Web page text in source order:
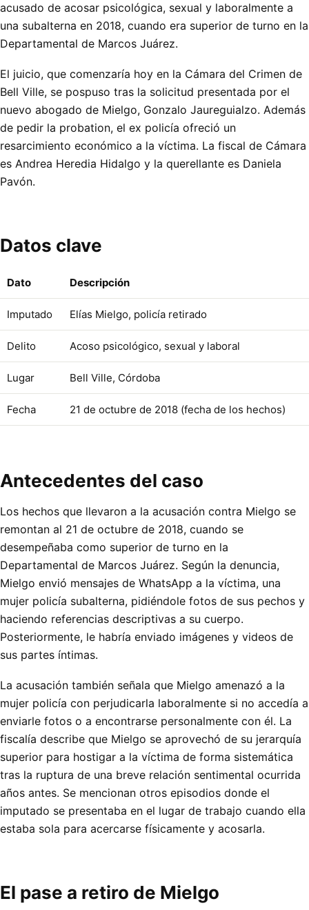
acusado de acosar psicológica, sexual y laboralmente a
una subalterna en 2018, cuando era superior de turno en la
Departamental de Marcos Juárez.
El juicio, que comenzaría hoy en la Cámara del Crimen de
Bell Ville, se pospuso tras la solicitud presentada por el
nuevo abogado de Mielgo, Gonzalo Jaureguialzo. Además
de pedir la probation, el ex policía ofreció un
resarcimiento económico a la víctima. La fiscal de Cámara
es Andrea Heredia Hidalgo y la querellante es Daniela
Pavón.
Datos clave
Dato Descripción
Imputado Elías Mielgo, policía retirado
Delito Acoso psicológico, sexual y laboral
Lugar Bell Ville, Córdoba
Fecha 21 de octubre de 2018 (fecha de los hechos)
Antecedentes del caso
Los hechos que llevaron a la acusación contra Mielgo se
remontan al 21 de octubre de 2018, cuando se
desempeñaba como superior de turno en la
Departamental de Marcos Juárez. Según la denuncia,
Mielgo envió mensajes de WhatsApp a la víctima, una
mujer policía subalterna, pidiéndole fotos de sus pechos y
haciendo referencias descriptivas a su cuerpo.
Posteriormente, le habría enviado imágenes y videos de
sus partes íntimas.
La acusación también señala que Mielgo amenazó a la
mujer policía con perjudicarla laboralmente si no accedía a
enviarle fotos o a encontrarse personalmente con él. La
fiscalía describe que Mielgo se aprovechó de su jerarquía
superior para hostigar a la víctima de forma sistemática
tras la ruptura de una breve relación sentimental ocurrida
años antes. Se mencionan otros episodios donde el
imputado se presentaba en el lugar de trabajo cuando ella
estaba sola para acercarse físicamente y acosarla.
El pase a retiro de Mielgo